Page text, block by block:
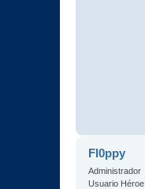
Fl0ppy
Administrador
Usuario Héroe